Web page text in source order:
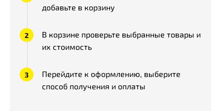
добавьте в корзину
В корзине проверьте выбранные товары и
их стоимость
Перейдите к оформлению, выберите
способ получения и оплаты